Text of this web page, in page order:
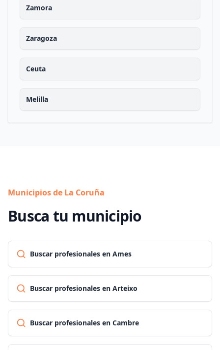
Zamora
Zaragoza
Ceuta
Melilla
Municipios de La Coruña
Busca tu municipio
Buscar profesionales en Ames
Buscar profesionales en Arteixo
Buscar profesionales en Cambre